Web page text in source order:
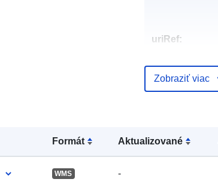
Formát Aktualizované
WMS -
uriRef:
Zobraziť viac